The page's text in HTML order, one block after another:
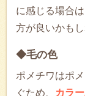
に感じる場合
方が良いかもし
◆毛の色
ポメチワはポ
ぐため、
カラ